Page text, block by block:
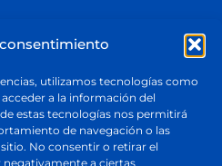
utilizamos tecnologías como
a la información del
estas tecnologías nos permitirá
de navegación o las
No consentir o retirar el
a ciertas